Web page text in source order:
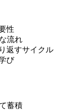
性
流れ
返すサイクル
び
蓄積